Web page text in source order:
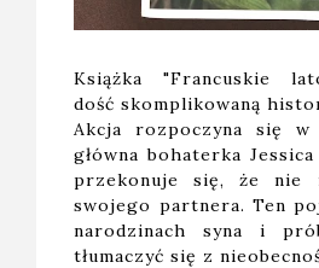
Książka "Francuskie
dość skomplikowaną
Akcja rozpoczyna się w
główna bohaterka
przekonuje się, że nie
swojego partnera. Ten
narodzinach syna i
tłumaczyć się z